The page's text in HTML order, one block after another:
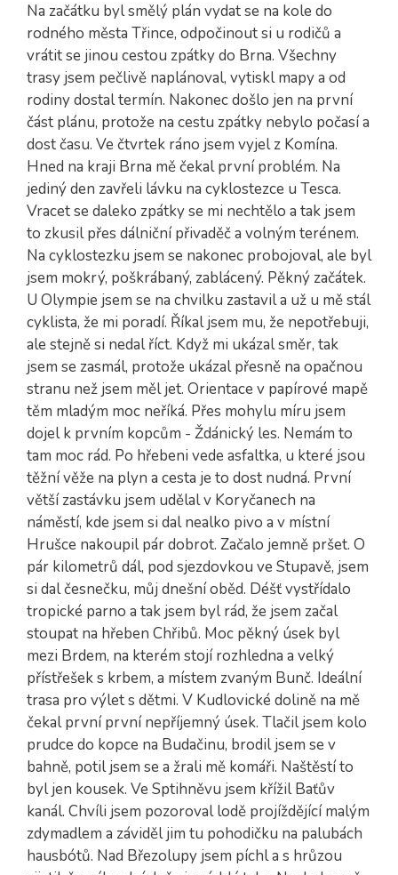
Na začátku byl smělý plán vydat se na kole do
rodného města Třince, odpočinout si u rodičů a
vrátit se jinou cestou zpátky do Brna. Všechny
trasy jsem pečlivě naplánoval, vytiskl mapy a od
rodiny dostal termín. Nakonec došlo jen na první
část plánu, protože na cestu zpátky nebylo počasí a
dost času. Ve čtvrtek ráno jsem vyjel z Komína.
Hned na kraji Brna mě čekal první problém. Na
jediný den zavřeli lávku na cyklostezce u Tesca.
Vracet se daleko zpátky se mi nechtělo a tak jsem
to zkusil přes dálniční přivaděč a volným terénem.
Na cyklostezku jsem se nakonec probojoval, ale byl
jsem mokrý, poškrábaný, zablácený. Pěkný začátek.
U Olympie jsem se na chvilku zastavil a už u mě stál
cyklista, že mi poradí. Říkal jsem mu, že nepotřebuji,
ale stejně si nedal říct. Když mi ukázal směr, tak
jsem se zasmál, protože ukázal přesně na opačnou
stranu než jsem měl jet. Orientace v papírové mapě
těm mladým moc neříká. Přes mohylu míru jsem
dojel k prvním kopcům - Ždánický les. Nemám to
tam moc rád. Po hřebeni vede asfaltka, u které jsou
těžní věže na plyn a cesta je to dost nudná. První
větší zastávku jsem udělal v Koryčanech na
náměstí, kde jsem si dal nealko pivo a v místní
Hrušce nakoupil pár dobrot. Začalo jemně pršet. O
pár kilometrů dál, pod sjezdovkou ve Stupavě, jsem
si dal česnečku, můj dnešní oběd. Déšť vystřídalo
tropické parno a tak jsem byl rád, že jsem začal
stoupat na hřeben Chřibů. Moc pěkný úsek byl
mezi Brdem, na kterém stojí rozhledna a velký
přístřešek s krbem, a místem zvaným Bunč. Ideální
trasa pro výlet s dětmi. V Kudlovické dolině na mě
čekal první první nepříjemný úsek. Tlačil jsem kolo
prudce do kopce na Budačinu, brodil jsem se v
bahně, potil jsem se a žrali mě komáři. Naštěstí to
byl jen kousek. Ve Sptihněvu jsem křížil Baťův
kanál. Chvíli jsem pozoroval lodě projíždějící malým
zdymadlem a záviděl jim tu pohodičku na palubách
hausbótů. Nad Březolupy jsem píchl a s hrůzou